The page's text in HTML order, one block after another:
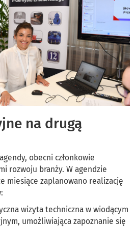
na drugą
obecni członkowie
rozwoju branży. W agendzie
miesiące zaplanowano realizację
wizyta techniczna w wiodącym
umożliwiająca zapoznanie się